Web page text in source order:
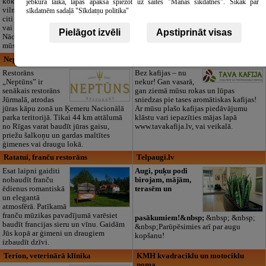
vilna, trikotāža un
citi audumi šūšanai
vai ražošanai.
Nāciet un iepazīstieties ar pilnu klāstu
mūsu noliktavā klātienē!
(LV/RU), logopēds, speciālais atbalsts,
pulciņi, liela zaļa teritorija un 3x
Neptūns, restorāns
Restorāns
„Neptūns” ir
senākais restorāns
Jūrmalā, atrodas
jūras kāpu zonā un Ķemeru Nacionālā
parka teritorijā. Tikai 44 km attālumā
no Rīgas varat baudīt jūras gaisu,
priežu šalkoņu un gardas maltītes
ģimenes vai draugu lokā.
Bez kafijas – nu
nekur! Gan vasarā,
gan ziemā mūsu rokas un lūpas
sniedzas pie tases aromātiskas kafijas!
Ar mūsu plašo kafijas piedāvājumu
klāstu vari iepazīties mājas lapā
www.tavakafija.lv, vai veikalā.
Ratatui, franču restorāns
Esat laipni gaiditi
nobaudīt franču
ēdienus romantiskā
un elegantā
atmosfērā. Patīkamā
franču mūzikas pavadījumā varēsiet
baudīt francijas sieru un vīnu. Gaidām
Jūs kopā ar ģimeni un draugiem
izbaudīt dzīvi.
Telpaugi.lv
Augi, puķu podi
birojam, mājām,
terasēm un
pasākumiem!&nbsp; &nbsp; &nbsp;
&nbsp;Parūpēsimies arī par augu
kopšanu!
Terion, veterinārā klīnika
KMH kvadraciklu un motociklu
jebkurā laikā, lapas apakšā spiežot uz saites "Manas sīkdatnes". Sīkāk par
sīkdatnēm sadaļā "Sīkdatņu politika"
Pielāgot izvēli Apstiprināt visas